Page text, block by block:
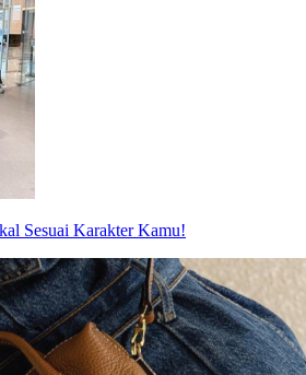
Sesuai Karakter Kamu!